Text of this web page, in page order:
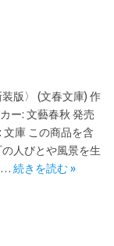
版〉 (文春文庫) 作
ー: 文藝春秋 発売
庫 この商品を含
人びとや風景を生
… 続きを読む »